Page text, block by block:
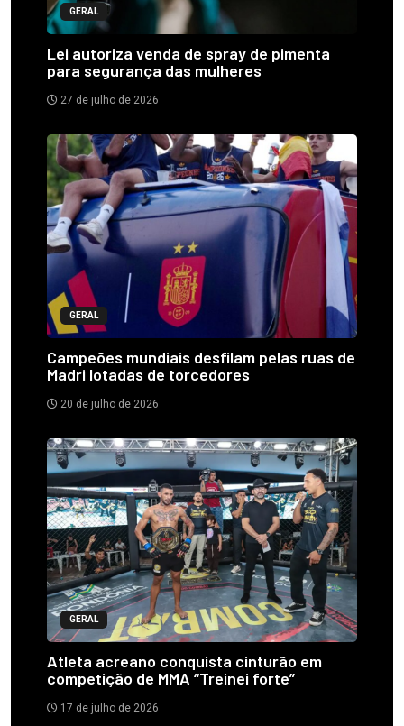
GERAL
Lei autoriza venda de spray de pimenta
para segurança das mulheres
27 de julho de 2026
GERAL
Campeões mundiais desfilam pelas ruas de
Madri lotadas de torcedores
20 de julho de 2026
GERAL
Atleta acreano conquista cinturão em
competição de MMA “Treinei forte”
17 de julho de 2026